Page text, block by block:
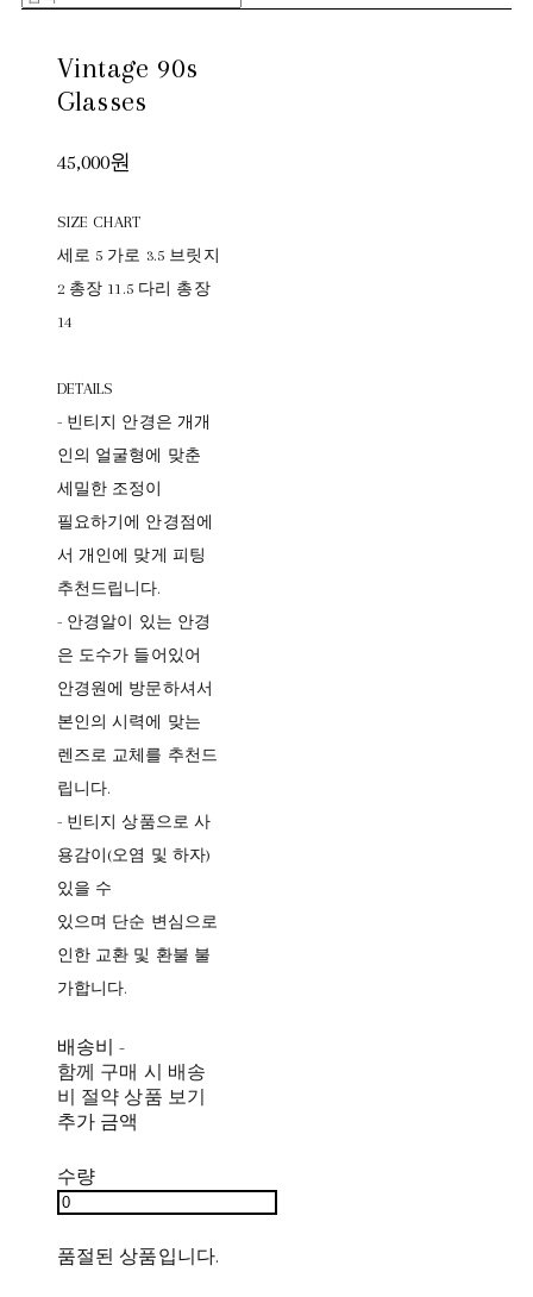
Vintage 90s
Glasses
45,000원
SIZE CHART
세로 5 가로 3.5 브릿지
2 총장 11.5 다리 총장
14
DETAILS
- 빈티지 안경은 개개
인의 얼굴형에 맞춘
세밀한 조정이
필요하기에 안경점에
서 개인에 맞게 피팅
추천드립니다.
- 안경알이 있는 안경
은 도수가 들어있어
안경원에 방문하셔서
본인의 시력에 맞는
렌즈로 교체를 추천드
립니다.
- 빈티지 상품으로 사
용감이(오염 및 하자)
있을 수
있으며 단순 변심으로
인한 교환 및 환불 불
가합니다.
배송비-
함께 구매 시 배송
비 절약 상품 보기
추가 금액
수량
품절된 상품입니다.